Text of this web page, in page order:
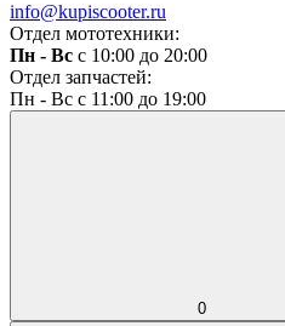
info@kupiscooter.ru
Отдел мототехники:
Пн - Вс с 10:00 до 20:00
Отдел запчастей:
Пн - Вс с 11:00 до 19:00
0